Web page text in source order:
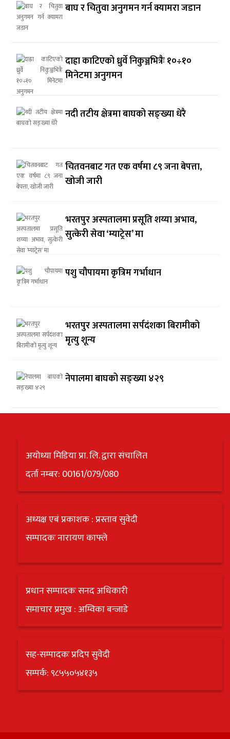
बाघ र चितुवा अनुगमन गर्न क्यामरा जडान
दाह्रा काटिएको ध्रुर्वे निकुञ्जभित्रैः १०÷१०
मिनेटमा अनुगमन
नदी तटीय क्षेत्रमा बाघको सङ्ख्या धेरै
चितवनबाट गत एक वर्षमा ८९ जना बेपत्ता,
खोजी जारी
भरतपुर अस्पतालमा प्रसूति शय्या अभाव,
सुत्केरी सेवा ‘म्याट्रेस’ मा
पशु चौपायमा कृत्रिम गर्भाधान
भरतपुर अस्पतालमा सर्पदंशका बिरामीको
मृत्यु शून्य
नेपालमा बाघको सङ्ख्या ४२९
अयोध्या मिडिया प्रा. लि. द्वारा संचालित
दर्ता नम्बर: 00161/079/080
अध्यक्ष एबं प्रकाशक : प्रस्ताव सुवेदी
सम्पादकः नारायण काफ्ले
प्रधान सम्पादकः सनद अधिकारी
समाचार प्रमुख : अम्विका बन्जाडे
सह-सम्पादकः प्रदिप सुवेदी
सम्पर्क: ९८५५०५४१३५